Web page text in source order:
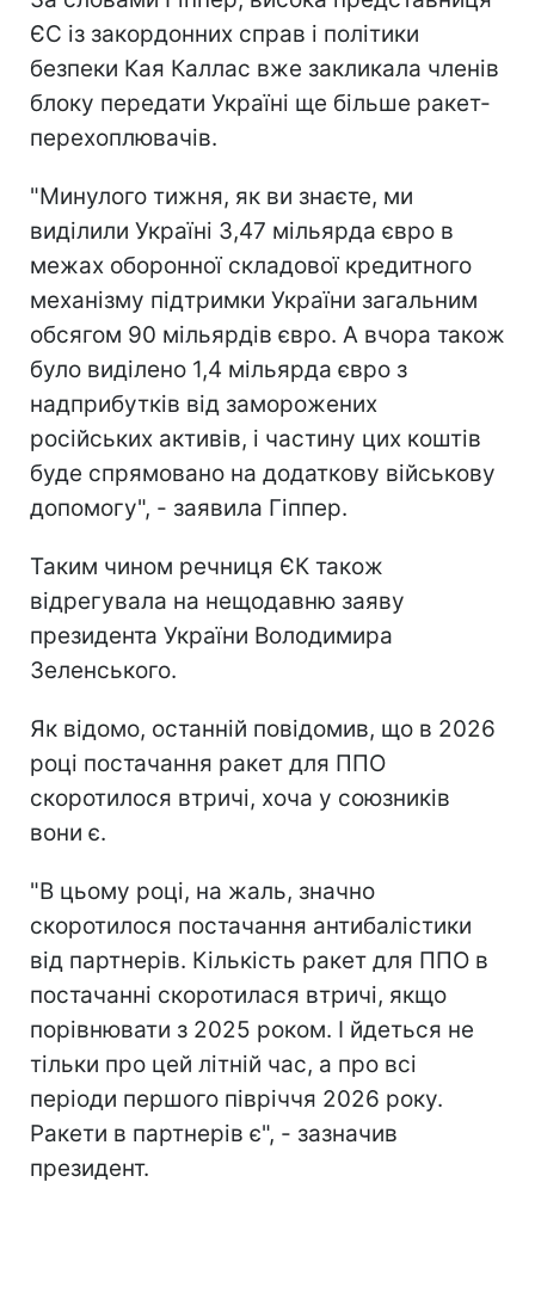
ЄС із закордонних справ і політики
безпеки Кая Каллас вже закликала членів
блоку передати Україні ще більше ракет-
перехоплювачів.
"Минулого тижня, як ви знаєте, ми
виділили Україні 3,47 мільярда євро в
межах оборонної складової кредитного
механізму підтримки України загальним
обсягом 90 мільярдів євро. А вчора також
було виділено 1,4 мільярда євро з
надприбутків від заморожених
російських активів, і частину цих коштів
буде спрямовано на додаткову військову
допомогу", - заявила Гіппер.
Таким чином речниця ЄК також
відрегувала на нещодавню заяву
президента України Володимира
Зеленського.
Як відомо, останній повідомив, що в 2026
році постачання ракет для ППО
скоротилося втричі, хоча у союзників
вони є.
"В цьому році, на жаль, значно
скоротилося постачання антибалістики
від партнерів. Кількість ракет для ППО в
постачанні скоротилася втричі, якщо
порівнювати з 2025 роком. І йдеться не
тільки про цей літній час, а про всі
періоди першого півріччя 2026 року.
Ракети в партнерів є", - зазначив
президент.